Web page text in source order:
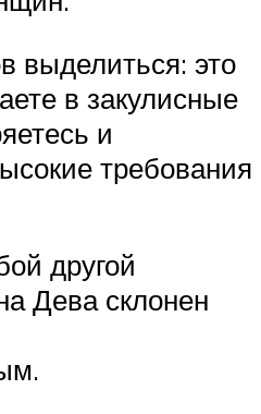
выделиться: это
в закулисные
и
требования
другой
Дева склонен